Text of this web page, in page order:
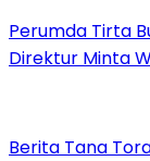
Perumda Tirta
Direktur Minta
Berita Tana